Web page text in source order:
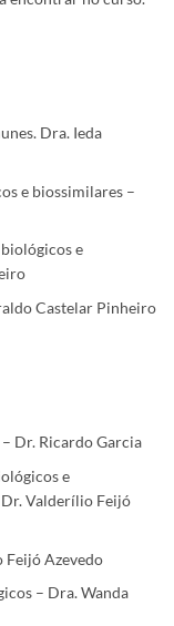
Dra. Ieda
e biossimilares –
e
Castelar Pinheiro
Dr. Ricardo Garcia
e
Valderílio Feijó
Feijó Azevedo
– Dra. Wanda